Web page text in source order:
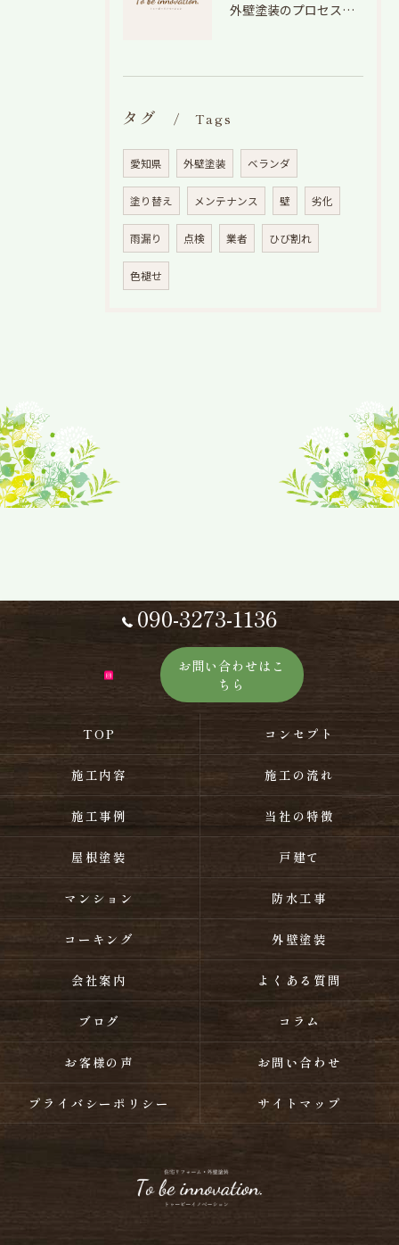
外壁塗装のプロセスを愛知県でスムーズに進めるための工程と費用徹底解説
タグ Tags
愛知県 外壁塗装 ベランダ
塗り替え メンテナンス 壁 劣化
雨漏り 点検 業者 ひび割れ
色褪せ
090-3273-1136
お問い合わせはこ
ちら
TOP コンセプト
施工内容 施工の流れ
施工事例 当社の特徴
屋根塗装 戸建て
マンション 防水工事
コーキング 外壁塗装
会社案内 よくある質問
ブログ コラム
お客様の声 お問い合わせ
プライバシーポリシー サイトマップ